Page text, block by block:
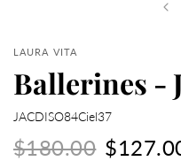
LAURA VITA
Ballerines -
JACDISO84Ciel37
$180.00